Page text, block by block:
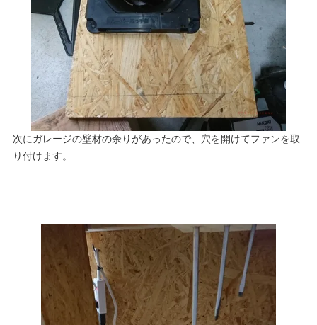
次にガレージの壁材の余りがあったので、穴を開けてファンを取
り付けます。